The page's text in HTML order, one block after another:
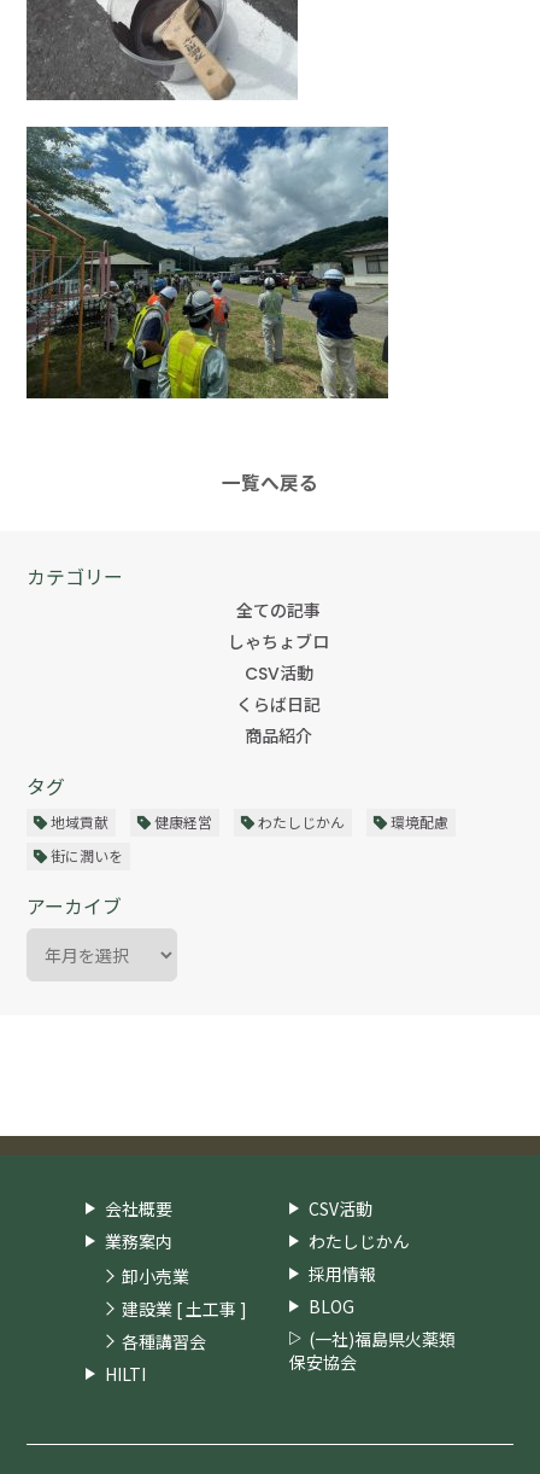
カテゴリー
全ての記事
しゃちょブロ
CSV活動
くらば日記
商品紹介
タグ
地域貢献 健康経営 わたしじかん
環境配慮
街に潤いを
アーカイブ
一覧へ戻る
会社概要
業務案内
卸小売業
建設業 [ 土工事 ]
各種講習会
HILTI
CSV活動
わたしじかん
採用情報
BLOG
(一社)福島県火薬類
保安協会